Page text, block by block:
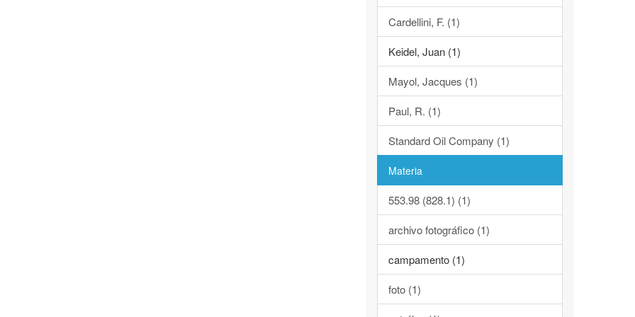
Cardellini, F. (1)
Keidel, Juan (1)
Mayol, Jacques (1)
Paul, R. (1)
Standard Oil Company (1)
Materia
553.98 (828.1) (1)
archivo fotográfico (1)
campamento (1)
foto (1)